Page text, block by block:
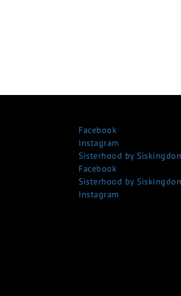
Facebook
Instagram
Sisterhood by
Facebook
Sisterhood by
Instagram